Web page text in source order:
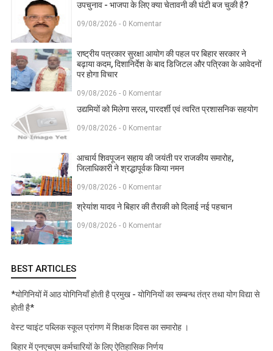
उपचुनाव - भाजपा के लिए क्या चेतावनी की घंटी बज चुकी है?
09/08/2026 - 0 Komentar
राष्ट्रीय पत्रकार सुरक्षा आयोग की पहल पर बिहार सरकार ने
बढ़ाया कदम, दिशानिर्देश के बाद डिजिटल और पत्रिका के आवेदनों
पर होगा विचार
09/08/2026 - 0 Komentar
उद्यमियों को मिलेगा सरल, पारदर्शी एवं त्वरित प्रशासनिक सहयोग
09/08/2026 - 0 Komentar
आचार्य शिवपूजन सहाय की जयंती पर राजकीय समारोह,
जिलाधिकारी ने श्रद्धापूर्वक किया नमन
09/08/2026 - 0 Komentar
श्रेयांश यादव ने बिहार की तैराकी को दिलाई नई पहचान
09/08/2026 - 0 Komentar
BEST ARTICLES
*योगिनियों में आठ योगिनियाँ होती है प्रमुख - योगिनियों का सम्बन्ध तंत्र तथा योग विद्या से
होती है*
वेस्ट प्वाइंट पब्लिक स्कूल प्रांगण में शिक्षक दिवस का समारोह ।
बिहार में एनएचएम कर्मचारियों के लिए ऐतिहासिक निर्णय